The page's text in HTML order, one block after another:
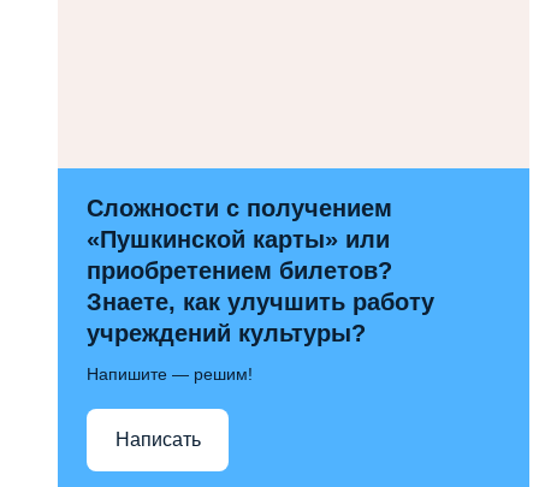
Сложности с получением
«Пушкинской карты» или
приобретением билетов?
Знаете, как улучшить работу
учреждений культуры?
Напишите — решим!
Написать